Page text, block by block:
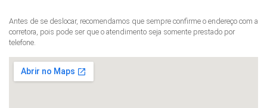
Antes de se deslocar, recomendamos que sempre confirme o endereço com a
corretora, pois pode ser que o atendimento seja somente prestado por
telefone.